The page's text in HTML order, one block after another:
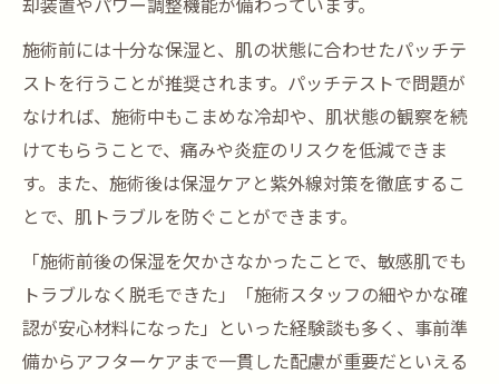
却装置やパワー調整機能が備わっています。
施術前には十分な保湿と、肌の状態に合わせたパッチテ
ストを行うことが推奨されます。パッチテストで問題が
なければ、施術中もこまめな冷却や、肌状態の観察を続
けてもらうことで、痛みや炎症のリスクを低減できま
す。また、施術後は保湿ケアと紫外線対策を徹底するこ
とで、肌トラブルを防ぐことができます。
「施術前後の保湿を欠かさなかったことで、敏感肌でも
トラブルなく脱毛できた」「施術スタッフの細やかな確
認が安心材料になった」といった経験談も多く、事前準
備からアフターケアまで一貫した配慮が重要だといえる